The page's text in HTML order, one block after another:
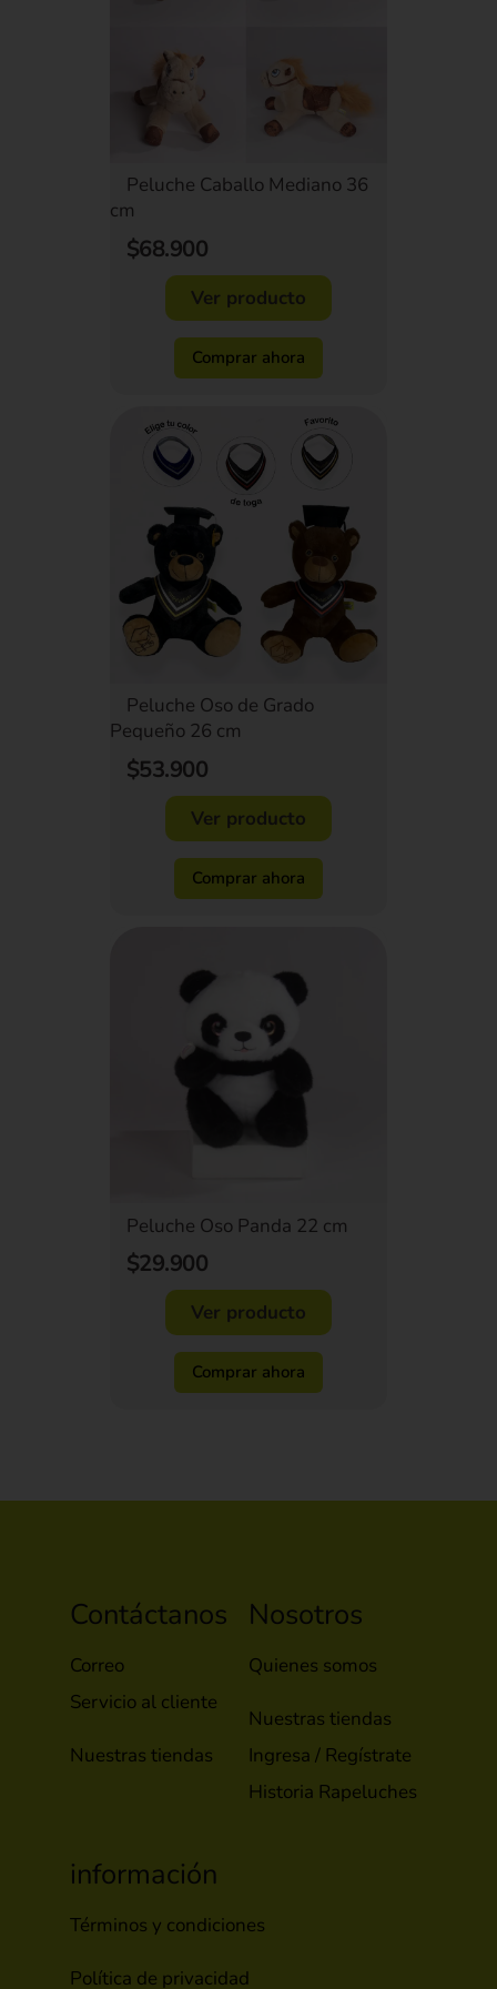
Peluche Caballo Mediano 36
cm
$68.900
Ver producto
Comprar ahora
Peluche Oso de Grado
Pequeño 26 cm
$53.900
Ver producto
Comprar ahora
Peluche Oso Panda 22 cm
$29.900
Ver producto
Comprar ahora
Contáctanos
Correo
Servicio al cliente
Nuestras tiendas
Nosotros
Quienes somos
Nuestras tiendas
Ingresa / Regístrate
Historia Rapeluches
información
Términos y condiciones
Política de privacidad